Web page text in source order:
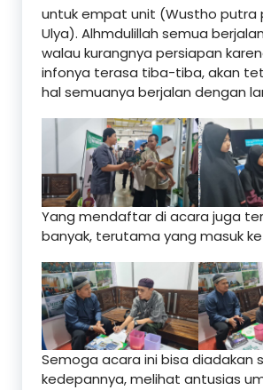
untuk empat unit (Wustho putra
Ulya). Alhmdulillah semua
walau kurangnya persiapan
infonya terasa tiba-tiba, akan
hal semuanya berjalan dengan
Yang mendaftar di acara juga
banyak, terutama yang masuk
Semoga acara ini bisa diadakan
kedepannya, melihat antusias